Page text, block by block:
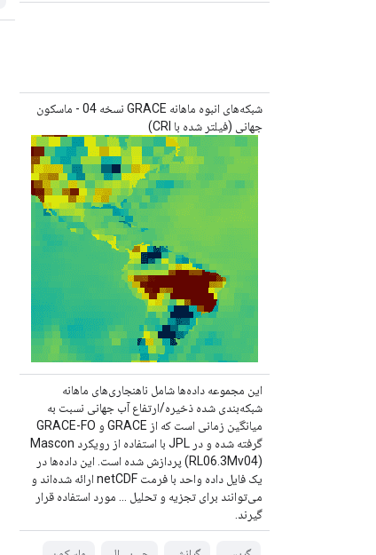
شبکه‌های انبوه ماهانه GRACE نسخه 04 - ماسکون
جهانی (فیلتر شده با CRI)
این مجموعه داده‌ها شامل ناهنجاری‌های ماهانه
شبکه‌بندی شده ذخیره/ارتفاع آب جهانی نسبت به
میانگین زمانی است که از GRACE و GRACE-FO
گرفته شده و در JPL با استفاده از رویکرد Mascon
(RL06.3Mv04) پردازش شده است. این داده‌ها در
یک فایل داده واحد با فرمت netCDF ارائه شده‌اند و
می‌توانند برای تجزیه و تحلیل ... مورد استفاده قرار
گیرند.